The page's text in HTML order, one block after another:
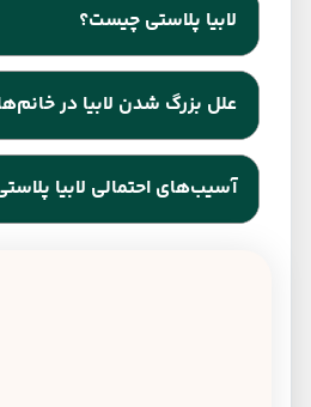
لابیا پلاستی چیست؟
لابیا پلاستی یک روش جراحی است
کاهش اندازه لابیا مینور و تغییرات
انجام می‌شود.
علل بزرگ شدن لابیا در خانم‌ها
سن، یائسگی، تغییرات هورمونی،
تغییرات در وزن خانم و ژنتیک از علل
آسیب‌های احتمالی لابیا پلاستی